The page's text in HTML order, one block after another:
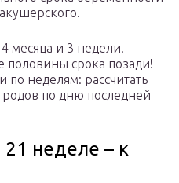
месяца и 3 недели.
половины срока позади!
по неделям: рассчитать
по дню последней
неделе – к